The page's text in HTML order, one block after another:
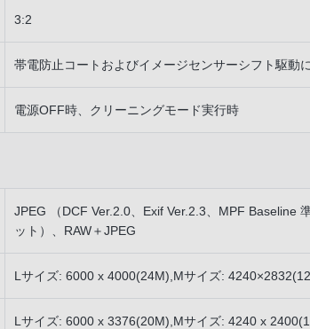
3:2
帯電防止コートおよびイメージセンサーシフト駆動
電源OFF時、クリーニングモード実行時
JPEG （DCF Ver.2.0、Exif Ver.2.3、MPF Baseline
ット）、RAW＋JPEG
Lサイズ: 6000 x 4000(24M),Mサイズ:
Lサイズ: 6000 x 3376(20M),Mサイズ: 4240 x